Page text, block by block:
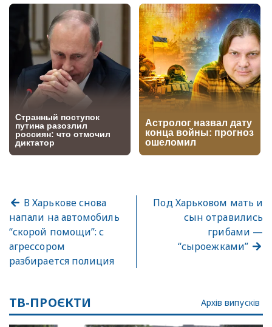
В Харькове снова
напали на автомобиль
“скорой помощи”: с
агрессором
разбирается полиция
Под Харьковом мать и
сын отравились
грибами —
“сыроежками”
ТВ-ПРОЄКТИ Архів випусків